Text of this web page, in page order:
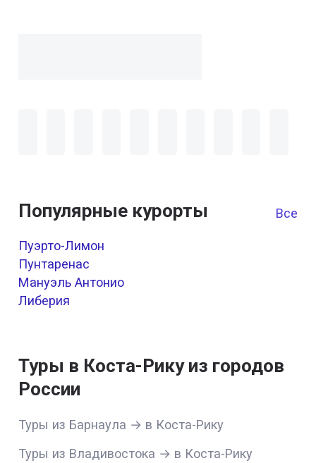
Популярные курорты Все
Пуэрто-Лимон
Пунтаренас
Мануэль Антонио
Либерия
Туры в Коста-Рику из городов
России
Туры из Барнаула → в Коста-Рику
Туры из Владивостока → в Коста-Рику